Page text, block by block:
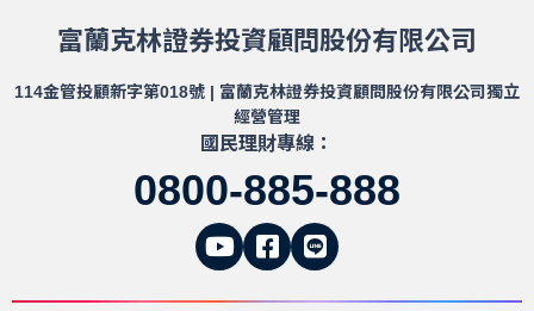
富蘭克林證券投資顧問股份有限公司
114金管投顧新字第018號 | 富蘭克林證券投資顧問股份有限公司獨立
經營管理
國民理財專線：
0800-885-888